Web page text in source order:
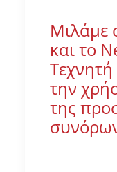
Μιλάμε
και το
την
της